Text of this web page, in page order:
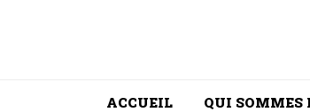
ACCUEIL QUI SOMMES